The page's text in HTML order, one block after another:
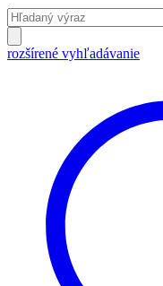
rozšírené vyhľadávanie